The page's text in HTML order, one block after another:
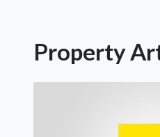
Property